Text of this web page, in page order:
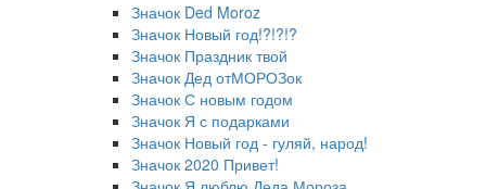
Значок Ded Moroz
Значок Новый год!?!?!?
Значок Праздник твой
Значок Дед отМОРОЗок
Значок С новым годом
Значок Я с подарками
Значок Новый год - гуляй, народ!
Значок 2020 Привет!